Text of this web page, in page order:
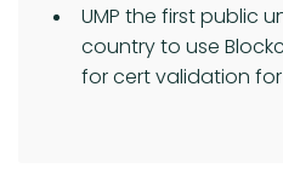
UMP the first public
country to use
for cert validation